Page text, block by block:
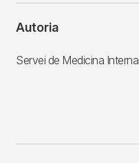
Autoria
Servei de Medicina Interna